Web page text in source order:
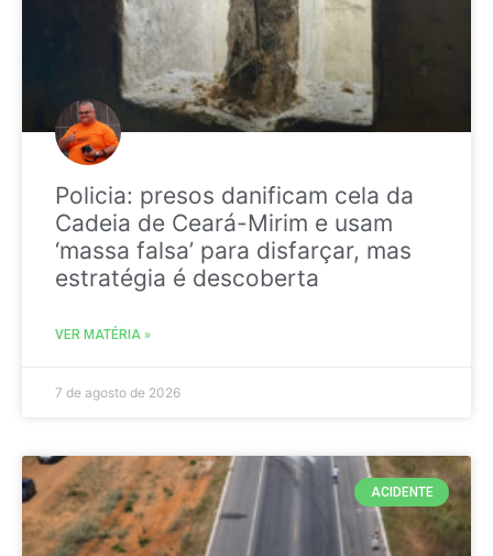
Policia: presos danificam cela da
Cadeia de Ceará-Mirim e usam
‘massa falsa’ para disfarçar, mas
estratégia é descoberta
VER MATÉRIA »
7 de agosto de 2026
ACIDENTE